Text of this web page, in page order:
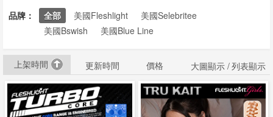
防
騙
電
品牌： 全部 美國Fleshlight
美國Selebritee
美國Bswish
美國Blue Line
上架時間 更新時間 價格 大圖顯示 /列表顯示